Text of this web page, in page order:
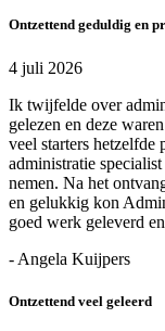
Ontzettend geduldig en
4 juli 2026
Ik twijfelde over
gelezen en deze
veel starters hetzelfde
administratie
nemen. Na het
en gelukkig kon
goed werk geleverd
- Angela Kuijpers
Ontzettend veel geleerd